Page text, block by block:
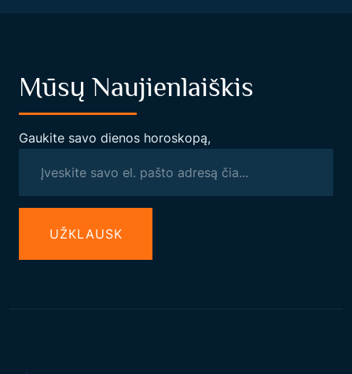
Mūsų Naujienlaiškis
Gaukite savo dienos horoskopą,
UŽКLAUSK